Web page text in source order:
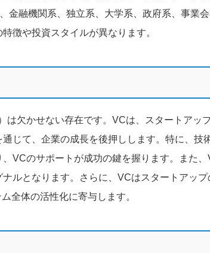
金融機関系、独立系、大学系、政府系、事業
徴や投資スタイルが異なります。
は欠かせない存在です。VCは、スタートアッ
じて、企業の成長を後押しします。特に、技
VCのサポートが成功の鍵を握ります。また、
ルとなります。さらに、VCはスタートアップ
全体の活性化に寄与します。